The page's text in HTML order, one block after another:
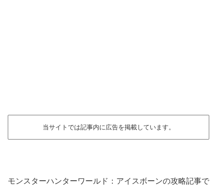
当サイトでは記事内に広告を掲載しています。
モンスターハンターワールド：アイスボーンの攻略記事で